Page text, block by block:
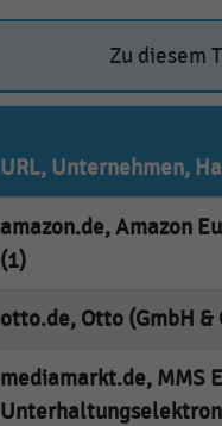
Zu diesem
URL, Unternehmen,
amazon.de, Amazon
(1)
otto.de, Otto (GmbH &
mediamarkt.de, MMS